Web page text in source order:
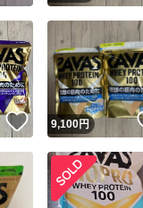
いいね！
9,100円